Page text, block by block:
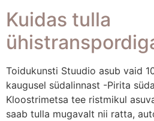
Kuidas tulla
Toidukunsti Stuudio asub vaid
kaugusel südalinnast -Pirita
Kloostrimetsa tee ristmikul
saab tulla mugavalt nii ratta,